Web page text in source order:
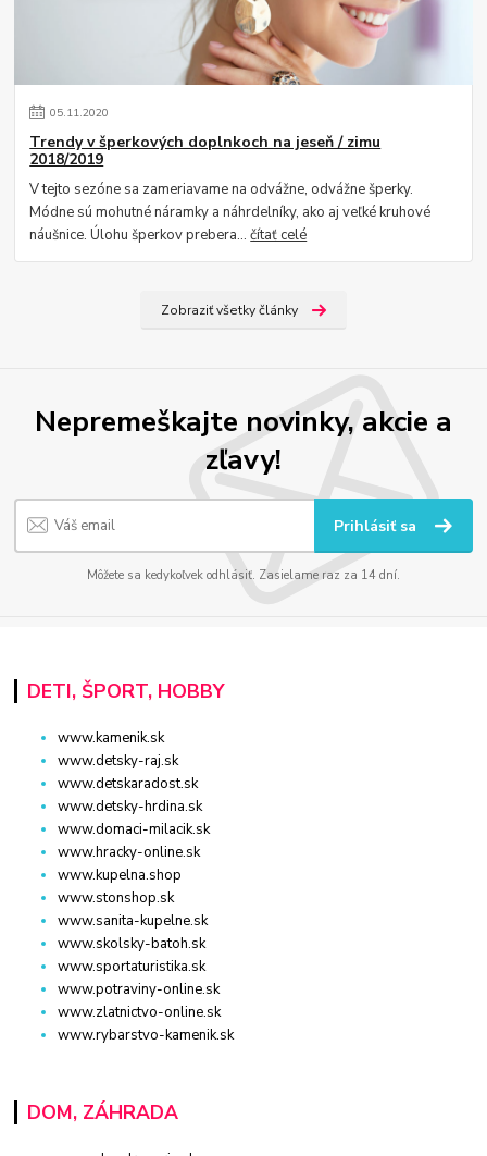
05.11.2020
Trendy v šperkových doplnkoch na jeseň / zimu
2018/2019
V tejto sezóne sa zameriavame na odvážne, odvážne šperky.
Módne sú mohutné náramky a náhrdelníky, ako aj veľké kruhové
náušnice. Úlohu šperkov prebera...čítať celé
Zobraziť všetky články
Nepremeškajte novinky, akcie a
zľavy!
Prihlásiť sa
Môžete sa kedykoľvek odhlásiť. Zasielame raz za 14 dní.
DETI, ŠPORT, HOBBY
www.kamenik.sk
www.detsky-raj.sk
www.detskaradost.sk
www.detsky-hrdina.sk
www.domaci-milacik.sk
www.hracky-online.sk
www.kupelna.shop
www.stonshop.sk
www.sanita-kupelne.sk
www.skolsky-batoh.sk
www.sportaturistika.sk
www.potraviny-online.sk
www.zlatnictvo-online.sk
www.rybarstvo-kamenik.sk
DOM, ZÁHRADA